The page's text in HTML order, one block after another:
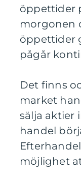
öppettider
morgonen
öppettider
pågår
Det finns
market
sälja aktier
handel
möjlighet